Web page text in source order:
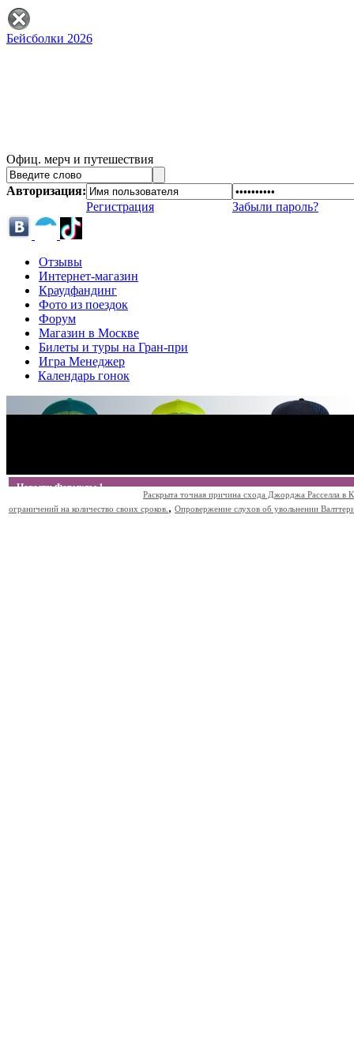
Бейсболки 2026
Офиц. мерч и путешествия
Авторизация:
Регистрация
Забыли пароль?
Отзывы
Интернет-магазин
Краудфандинг
Фото из поездок
Форум
Магазин в Москве
Билеты и туры на Гран-при
Игра Менеджер
Календарь гонок
Новости Формулы 1
Раскрыта точная причина схода Джорджа Расселла в
ограничений на количество своих сроков. , Опровержение слухов об увольнении